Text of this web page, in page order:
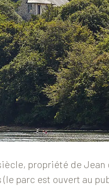
propriété de Jean
parc est ouvert au